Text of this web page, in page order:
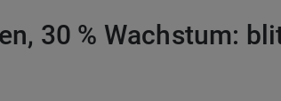
30 % Wachstum: